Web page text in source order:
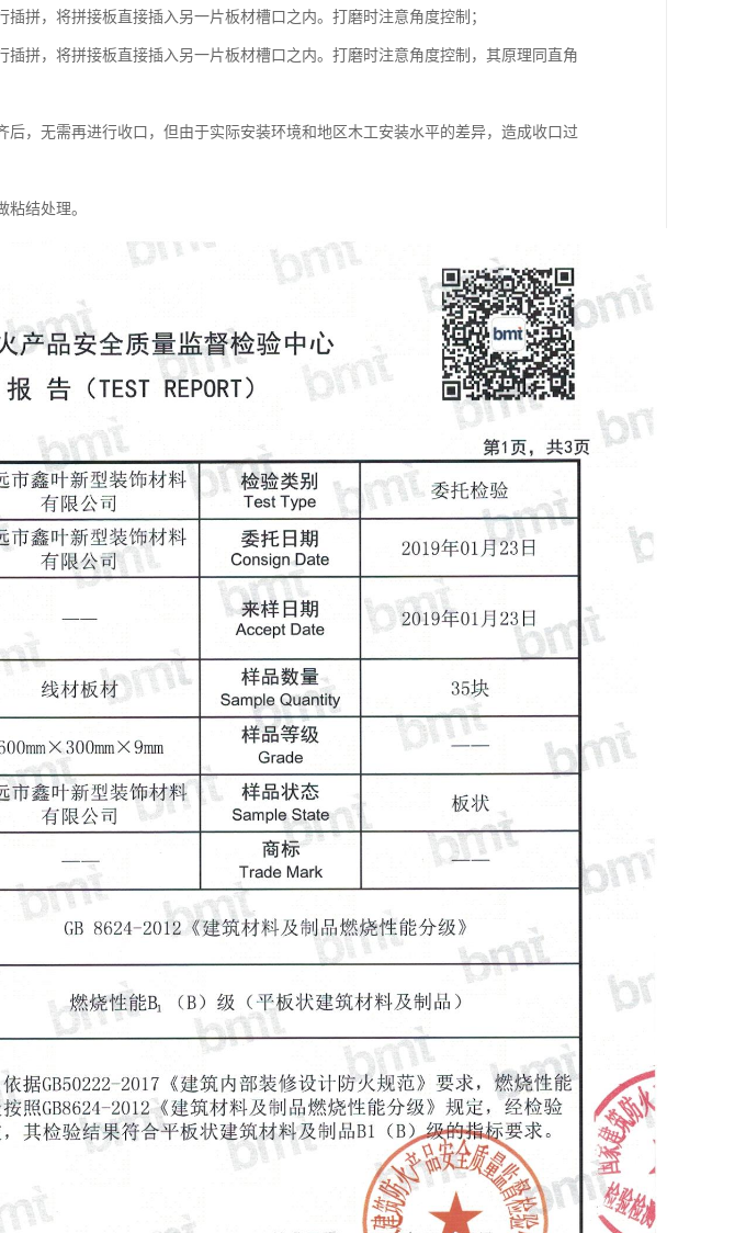
拼，将拼接板直接插入另一片板材槽口之内。打磨时注意角度控制；
插拼，将拼接板直接插入另一片板材槽口之内。打磨时注意角度控制，其原理同直角
，无需再进行收口，但由于实际安装环境和地区木工安装水平的差异，造成收口过
结处理。